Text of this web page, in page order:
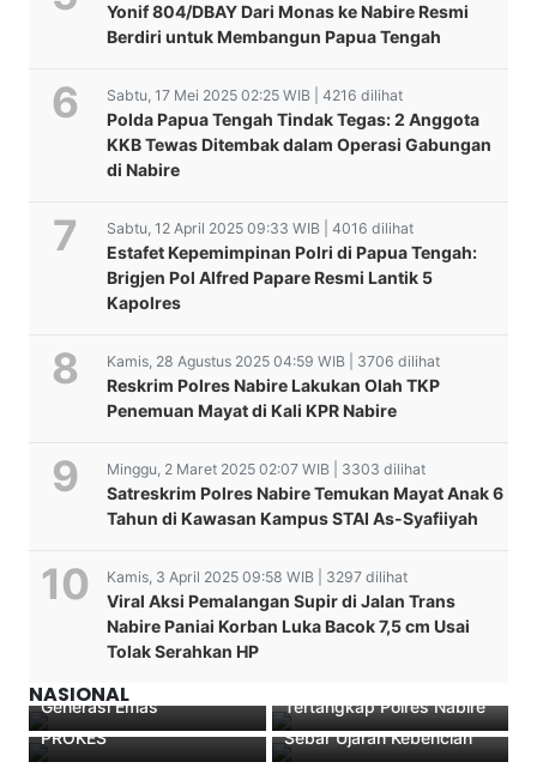
Yonif 804/DBAY Dari Monas ke Nabire Resmi
Berdiri untuk Membangun Papua Tengah
Sabtu, 17 Mei 2025 02:25 WIB | 4216 dilihat
Polda Papua Tengah Tindak Tegas: 2 Anggota
KKB Tewas Ditembak dalam Operasi Gabungan
di Nabire
Sabtu, 12 April 2025 09:33 WIB | 4016 dilihat
Estafet Kepemimpinan Polri di Papua Tengah:
Brigjen Pol Alfred Papare Resmi Lantik 5
Kapolres
Kamis, 28 Agustus 2025 04:59 WIB | 3706 dilihat
Reskrim Polres Nabire Lakukan Olah TKP
Penemuan Mayat di Kali KPR Nabire
Minggu, 2 Maret 2025 02:07 WIB | 3303 dilihat
Satreskrim Polres Nabire Temukan Mayat Anak 6
Tahun di Kawasan Kampus STAI As-Syafiiyah
Kamis, 3 April 2025 09:58 WIB | 3297 dilihat
Viral Aksi Pemalangan Supir di Jalan Trans
Nabire Paniai Korban Luka Bacok 7,5 cm Usai
Tolak Serahkan HP
NASIONAL
Dentuman Tifa Iringi
Pembukaan Rakor
Pendidikan Papua Tengah
Generasi Emas
Tertangkap Polres Nabire
Jelang Hari BHYANGKARA
BHABINKAMTIBMAS
POLSEK KARUBAGA
Edukasi Warga pentingnya
PROKES
Akun FACEBOOK Yang
Sebar Ujaran Kebencian